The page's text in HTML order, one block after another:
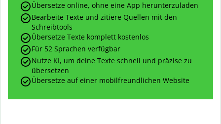
Übersetze online, ohne eine App herunterzuladen
Bearbeite Texte und zitiere Quellen mit den
Schreibtools
Übersetze Texte komplett kostenlos
Für 52 Sprachen verfügbar
Nutze KI, um deine Texte schnell und präzise zu
übersetzen
Übersetze auf einer mobilfreundlichen Website